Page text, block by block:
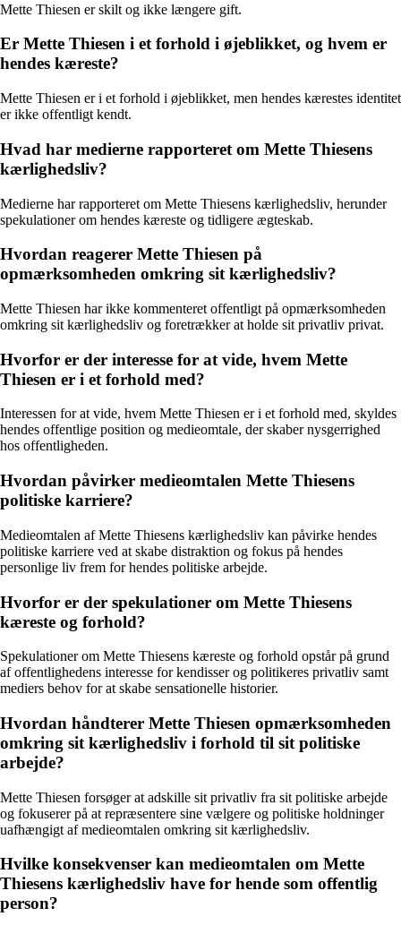
Mette Thiesen er skilt og ikke længere gift.
Er Mette Thiesen i et forhold i øjeblikket, og hvem er
hendes kæreste?
Mette Thiesen er i et forhold i øjeblikket, men hendes kærestes identitet
er ikke offentligt kendt.
Hvad har medierne rapporteret om Mette Thiesens
kærlighedsliv?
Medierne har rapporteret om Mette Thiesens kærlighedsliv, herunder
spekulationer om hendes kæreste og tidligere ægteskab.
Hvordan reagerer Mette Thiesen på
opmærksomheden omkring sit kærlighedsliv?
Mette Thiesen har ikke kommenteret offentligt på opmærksomheden
omkring sit kærlighedsliv og foretrækker at holde sit privatliv privat.
Hvorfor er der interesse for at vide, hvem Mette
Thiesen er i et forhold med?
Interessen for at vide, hvem Mette Thiesen er i et forhold med, skyldes
hendes offentlige position og medieomtale, der skaber nysgerrighed
hos offentligheden.
Hvordan påvirker medieomtalen Mette Thiesens
politiske karriere?
Medieomtalen af Mette Thiesens kærlighedsliv kan påvirke hendes
politiske karriere ved at skabe distraktion og fokus på hendes
personlige liv frem for hendes politiske arbejde.
Hvorfor er der spekulationer om Mette Thiesens
kæreste og forhold?
Spekulationer om Mette Thiesens kæreste og forhold opstår på grund
af offentlighedens interesse for kendisser og politikeres privatliv samt
mediers behov for at skabe sensationelle historier.
Hvordan håndterer Mette Thiesen opmærksomheden
omkring sit kærlighedsliv i forhold til sit politiske
arbejde?
Mette Thiesen forsøger at adskille sit privatliv fra sit politiske arbejde
og fokuserer på at repræsentere sine vælgere og politiske holdninger
uafhængigt af medieomtalen omkring sit kærlighedsliv.
Hvilke konsekvenser kan medieomtalen om Mette
Thiesens kærlighedsliv have for hende som offentlig
person?